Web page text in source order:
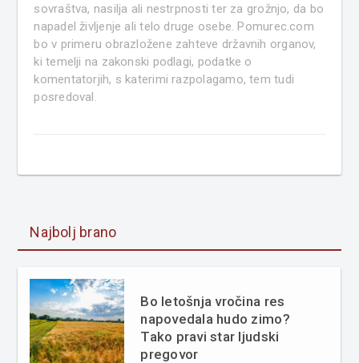
sovraštva, nasilja ali nestrpnosti ter za grožnjo, da bo
napadel življenje ali telo druge osebe. Pomurec.com
bo v primeru obrazložene zahteve državnih organov,
ki temelji na zakonski podlagi, podatke o
komentatorjih, s katerimi razpolagamo, tem tudi
posredoval.
Najbolj brano
Bo letošnja vročina res
napovedala hudo zimo?
Tako pravi star ljudski
pregovor